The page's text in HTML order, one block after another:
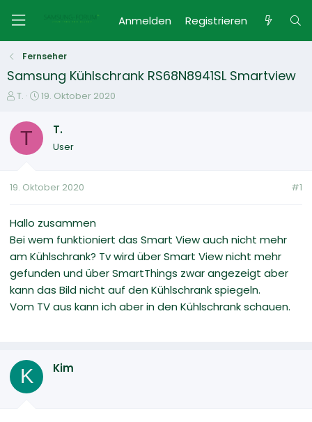
Anmelden Registrieren
Fernseher
Samsung Kühlschrank RS68N8941SL Smartview
E
s
e
e
T.
E
t
e
t
m
19. Oktober 2020
T T.
User
19. Oktober 2020 #1
Hallo zusammen
Bei wem funktioniert das Smart View auch nicht mehr
am Kühlschrank? Tv wird über Smart View nicht mehr
gefunden und über SmartThings zwar angezeigt aber
kann das Bild nicht auf den Kühlschrank spiegeln.
Vom TV aus kann ich aber in den Kühlschrank schauen.
K Kim